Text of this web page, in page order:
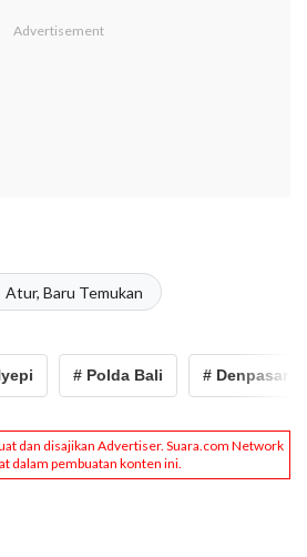
Atur, Baru Temukan
# Polda Bali # Denpasar